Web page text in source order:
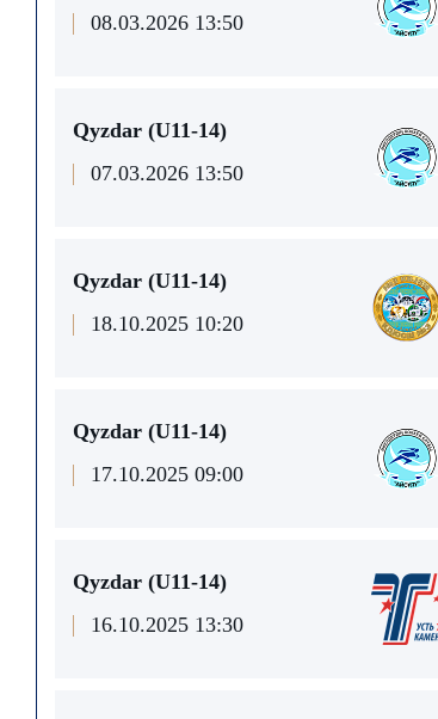
08.03.2026 13:50
Qyzdar (U11-14)
07.03.2026 13:50
Qyzdar (U11-14)
18.10.2025 10:20
Qyzdar (U11-14)
17.10.2025 09:00
Qyzdar (U11-14)
16.10.2025 13:30